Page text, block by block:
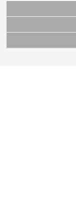
当サイトで公開されてい
これらの情報を権利者の
当サイトに掲載している
弊社の見解・ 意見ではな
このサイトでは Cookie を